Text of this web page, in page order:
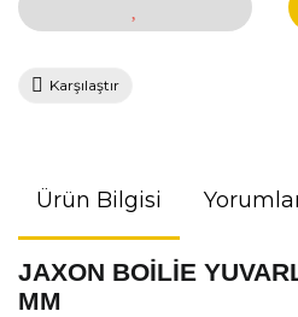
Karşılaştır
Ürün Bilgisi
JAXON BOİLİE
MM